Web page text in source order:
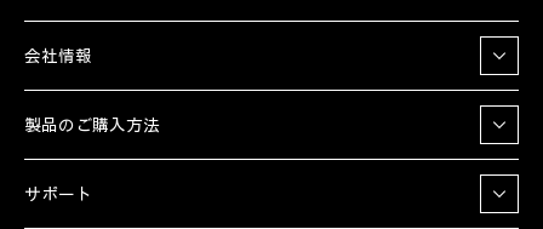
会社情報
製品のご購入方法
サポート